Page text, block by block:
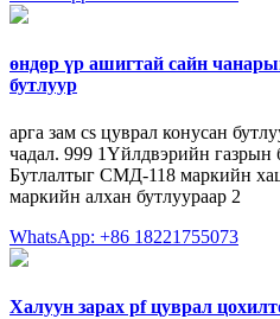
өндөр үр ашигтай сайн
бутлуур
арга зам cs цуврал конусан
чадал. 999 1Үйлдвэрийн газрын
Бутлалтыг СМД-118 маркийн
маркийн алхан бутлуураар 2
WhatsApp: +86 18221755073
Халуун зарах pf цуврал